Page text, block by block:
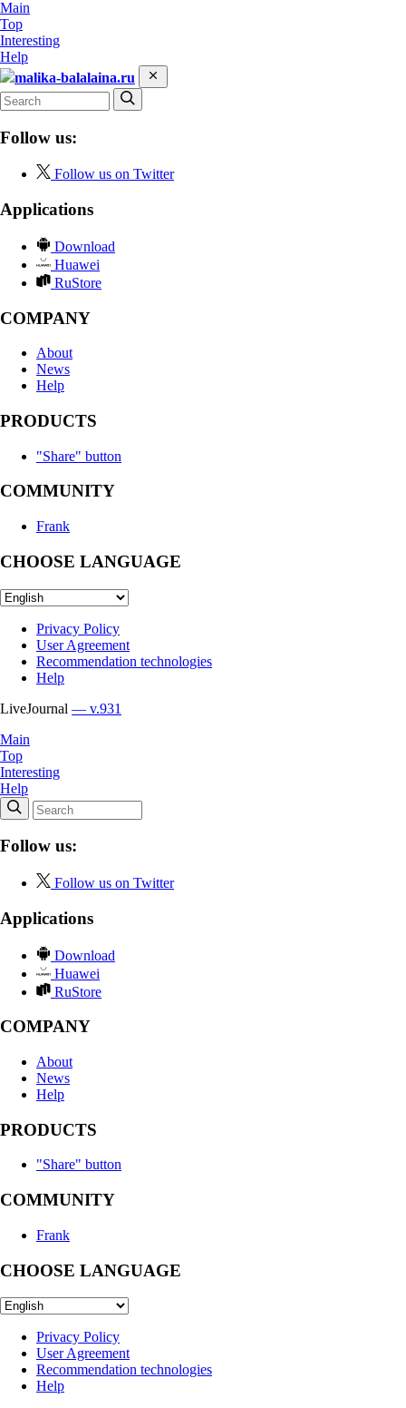
Main
Top
Interesting
Help
malika-balalaina.ru
Follow us:
Follow us on Twitter
Applications
Download
Huawei
RuStore
COMPANY
About
News
Help
PRODUCTS
"Share" button
COMMUNITY
Frank
CHOOSE LANGUAGE
Privacy Policy
User Agreement
Recommendation technologies
Help
LiveJournal — v.931
Main
Top
Interesting
Help
Follow us:
Follow us on Twitter
Applications
Download
Huawei
RuStore
COMPANY
About
News
Help
PRODUCTS
"Share" button
COMMUNITY
Frank
CHOOSE LANGUAGE
Privacy Policy
User Agreement
Recommendation technologies
Help